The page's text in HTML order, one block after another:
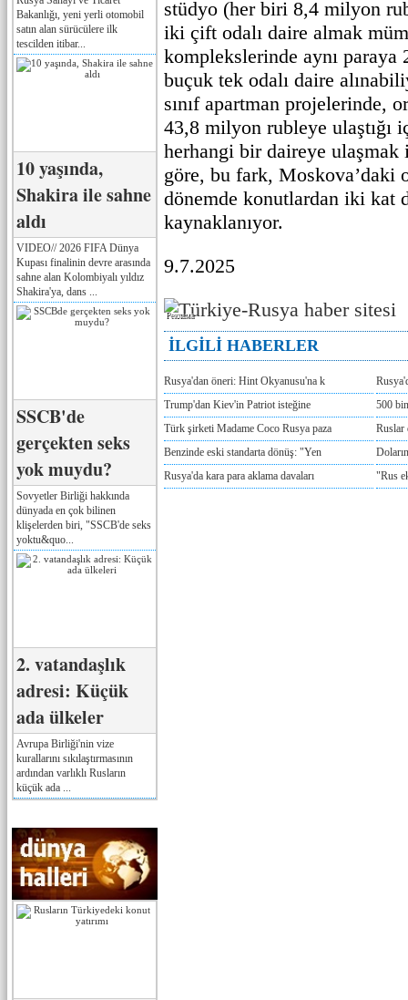
Bakanlığı, yeni yerli otomobil
satın alan sürücülere ilk
tescilden itibar...
10 yaşında,
Shakira ile sahne
aldı
VIDEO// 2026 FIFA Dünya
Kupası finalinin devre arasında
sahne alan Kolombiyalı yıldız
Shakira'ya, dans ...
SSCB'de
gerçekten seks
yok muydu?
Sovyetler Birliği hakkında
dünyada en çok bilinen
klişelerden biri, "SSCB'de seks
yoktu&quo...
2. vatandaşlık
adresi: Küçük
ada ülkeler
Avrupa Birliği'nin vize
kurallarını sıkılaştırmasının
ardından varlıklı Rusların
küçük ada ...
stüdyo (her biri 8,4 milyon
iki çift odalı daire almak
komplekslerinde aynı paraya
buçuk tek odalı daire
sınıf apartman projelerinde,
43,8 milyon rubleye ulaştığı
herhangi bir daireye ulaşmak
göre, bu fark, Moskova’daki
dönemde konutlardan iki kat
kaynaklanıyor.
9.7.2025
Реклама
İLGİLİ HABERLER
Rusya'dan öneri: Hint Okyanusu'na k
Trump'dan Kiev'in Patriot isteğine
500
Türk şirketi Madame Coco Rusya paza
Ruslar
Benzinde eski standarta dönüş: "Yen
Rusya'da kara para aklama davaları
"Rus